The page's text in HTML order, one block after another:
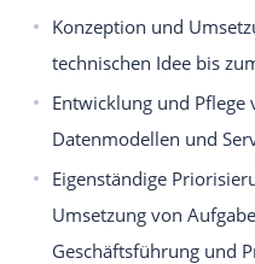
Konzeption und
technischen Idee bis
Entwicklung und Pflege
Datenmodellen und
Eigenständige
Umsetzung von
Geschäftsführung und